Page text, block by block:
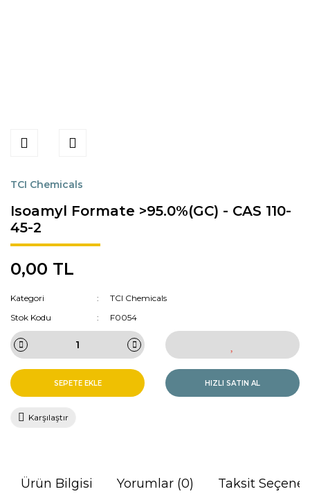
TCI Chemicals
Isoamyl Formate >95.0%(GC) - CAS 110-
45-2
0,00 TL
Kategori
TCI Chemicals
Stok Kodu
F0054
SEPETE EKLE HIZLI SATIN AL
Karşılaştır
Ürün Bilgisi Yorumlar (0) Taksit